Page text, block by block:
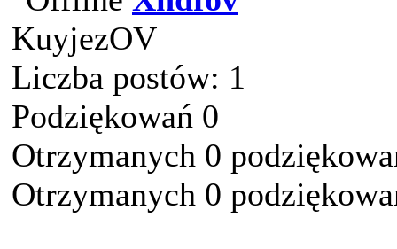
KuyjezOV
Liczba postów: 1
Podziękowań 0
Otrzymanych 0
Otrzymanych 0